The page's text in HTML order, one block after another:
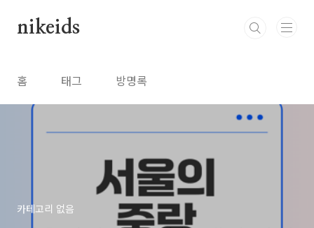
nikeids
홈 태그 방명록
카테고리 없음